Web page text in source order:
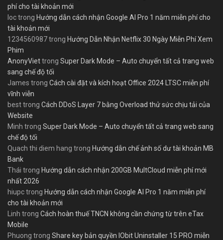
phí cho tài khoản mới
loctrong Hướng dẫn cách nhận Google AI Pro 1 năm miễn phí cho
tài khoản mới
1234560987trong Hướng Dẫn Nhận Netflix 30 Ngày Miễn Phí Xem
Phim
AnonyViettrong Super Dark Mode – Auto chuyển tất cả trang web
sang chế độ tối
James trong Cách cài đặt và kích hoạt Office 2024 LTSC miễn phí
vĩnh viễn
besttrong Cách DDoS Layer 7 bằng Overload thử sức chịu tải của
Website
Minh trong Super Dark Mode – Auto chuyển tất cả trang web sang
chế độ tối
Quach thi diem hang trong Hướng dẫn chế ảnh số dư tài khoản MB
Bank
Thái trong Hướng dẫn cách nhận 200GB MultCloud miễn phí mới
nhất 2026
hiupctrong Hướng dẫn cách nhận Google AI Pro 1 năm miễn phí
cho tài khoản mới
Linh trong Cách hoàn thuế TNCN không cần chứng từ trên eTax
Mobile
Phuong trong Share key bản quyền IObit Uninstaller 15 PRO miễn